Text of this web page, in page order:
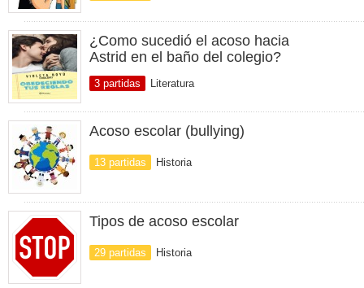
¿Como sucedió el acoso hacia
Astrid en el baño del colegio?
3 partidas Literatura
Acoso escolar (bullying)
13 partidas Historia
Tipos de acoso escolar
29 partidas Historia